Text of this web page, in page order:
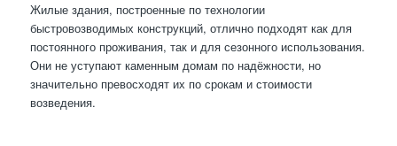
Жилые здания, построенные по технологии
быстровозводимых конструкций, отлично подходят как для
постоянного проживания, так и для сезонного использования.
Они не уступают каменным домам по надёжности, но
значительно превосходят их по срокам и стоимости
возведения.